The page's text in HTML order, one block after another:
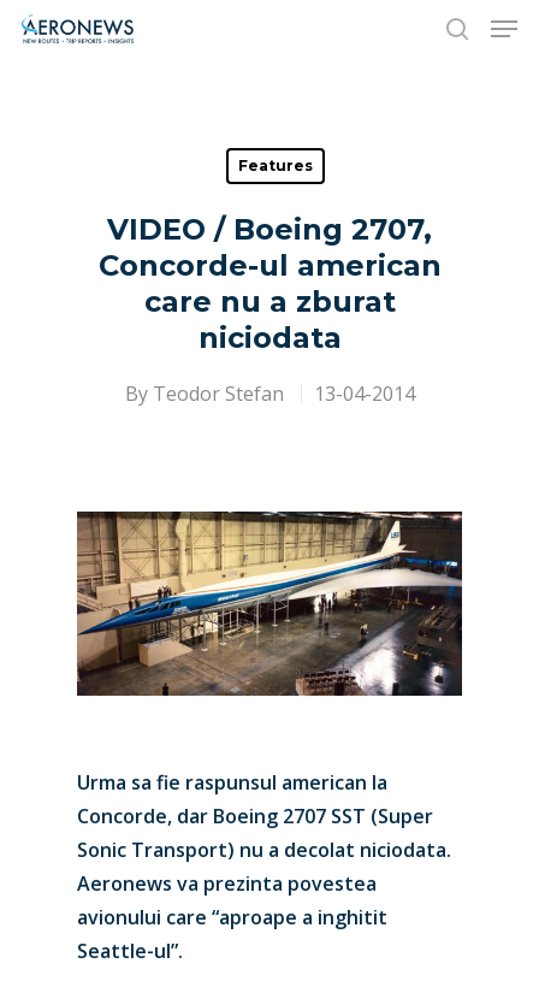
Hit enter to search or ESC to close
Features
VIDEO / Boeing 2707,
Concorde-ul american
care nu a zburat
niciodata
By Teodor Stefan 13-04-2014
Urma sa fie raspunsul american la
Concorde, dar Boeing 2707 SST (Super
Sonic Transport) nu a decolat niciodata.
Aeronews va prezinta povestea
avionului care “aproape a inghitit
Seattle-ul”.